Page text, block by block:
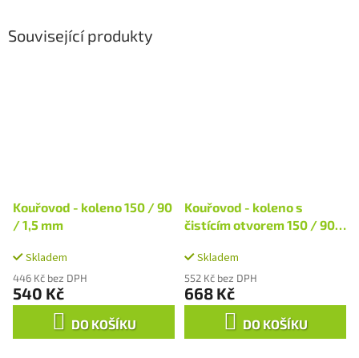
Související produkty
Kouřovod - koleno 150 / 90
/ 1,5 mm
Skladem
446 Kč bez DPH
540 Kč
DO KOŠÍKU
Kouřovod - koleno s
čistícím otvorem 150 / 90 /
Skladem
552 Kč bez DPH
668 Kč
DO KOŠÍKU